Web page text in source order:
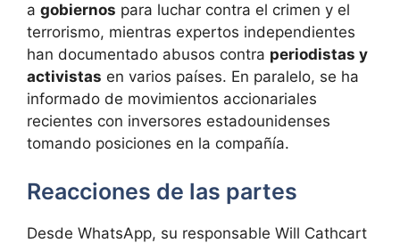
a gobiernos para luchar contra el crimen y el
terrorismo, mientras expertos independientes
han documentado abusos contra periodistas y
activistas en varios países. En paralelo, se ha
informado de movimientos accionariales
recientes con inversores estadounidenses
tomando posiciones en la compañía.
Reacciones de las partes
Desde WhatsApp, su responsable Will Cathcart